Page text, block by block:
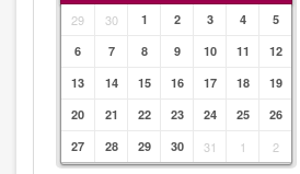
29 30 1 2 3 4
5
6
7 8 9 10 11
12
13
14 15 16 17 18
19
20
21 22 23 24 25
26
27
28 29 30 31 1 2